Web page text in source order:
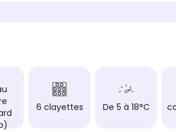
sur le
le Label
6 clayettes De 5 à 18°C